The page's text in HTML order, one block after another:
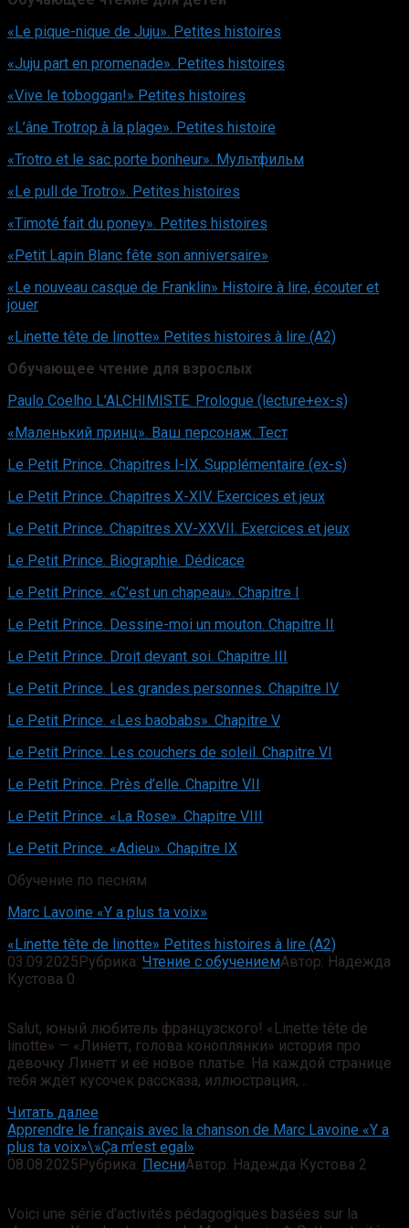
«Le pique-nique de Juju». Petites histoires
«Juju part en promenade». Petites histoires
«Vive le toboggan!» Petites histoires
«L’âne Trotrop à la plage». Petites histoire
«Trotro et le sac porte bonheur». Мультфильм
«Le pull de Trotro». Petites histoires
«Timoté fait du poney». Petites histoires
«Petit Lapin Blanc fête son anniversaire»
«Le nouveau casque de Franklin» Histoire à lire, écouter et
jouer
«Linette tête de linotte» Petites histoires à lire (A2)
Обучающее чтение для взрослых
Paulo Coelho L’ALCHIMISTE. Prologue (lecture+ex-s)
«Маленький принц». Ваш персонаж. Тест
Le Petit Prince. Chapitres I-IX. Supplémentaire (ex-s)
Le Petit Prince. Chapitres X-XIV. Exercices et jeux
Le Petit Prince. Chapitres XV-XXVII. Exercices et jeux
Le Petit Prince. Вiographie. Dédicace
Le Petit Prince. «C’est un chapeau». Chapitre I
Le Petit Prince. Dessine-moi un mouton. Chapitre II
Le Petit Prince. Droit devant soi. Chapitre III
Le Petit Prince. Les grandes personnes. Chapitre IV
Le Petit Prince. «Les baobabs». Chapitre V
Le Petit Princе. Les couchers de soleil. Chapitre VI
Le Petit Prince. Près d’elle. Chapitre VII
Le Petit Prince. «La Rose». Chapitre VIII
Le Petit Prince. «Adieu». Chapitre IX
Обучение по песням
Marc Lavoine «Y a plus ta voix»
«Linette tête de linotte» Petites histoires à lire (A2)
03.09.2025Рубрика: Чтение с обучениемАвтор: Надежда
Кустова 0
Salut, юный любитель французского! «Linette tête de
linotte» — «Линетт, голова коноплянки» история про
девочку Линетт и её новое платье. На каждой странице
тебя ждёт кусочек рассказа, иллюстрация,…
Читать далее
Apprendre le français avec la chanson de Marc Lavoine «Y a
plus ta voix»\»Ça m’est egal»
08.08.2025Рубрика: ПесниАвтор: Надежда Кустова 2
Voici une série d’activités pédagogiques basées sur la